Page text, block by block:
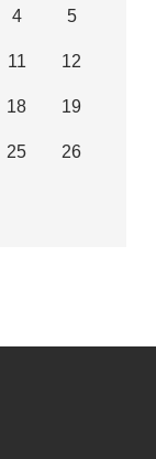
4 5
11 12
18 19
25 26